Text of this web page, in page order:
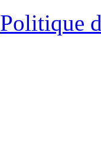
Politique